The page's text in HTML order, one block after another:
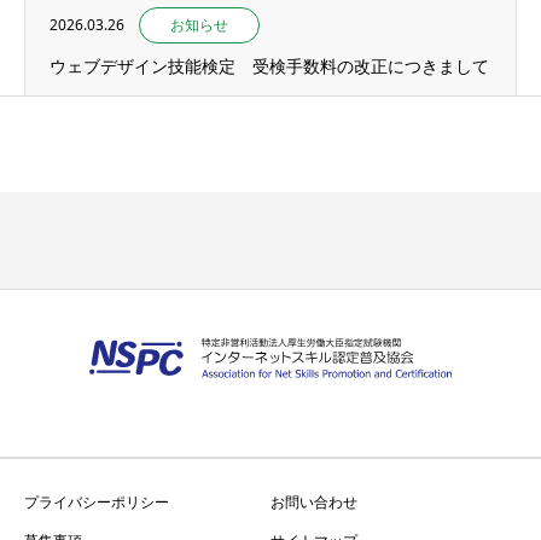
2026.03.26 お知らせ
ウェブデザイン技能検定 受検手数料の改正につきまして
プライバシーポリシー
お問い合わせ